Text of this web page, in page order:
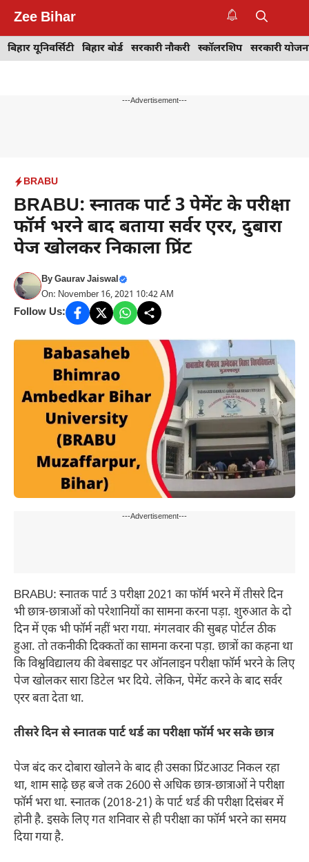
content
Zee Bihar
बिहार यूनिवर्सिटी बिहार बोर्ड सरकारी नौकरी स्कॉलरशिप सरकारी
---Advertisement---
BRABU
BRABU: स्नातक पार्ट 3 पेमेंट के परीक्षा
फॉर्म भरने बाद बताया सर्वर एरर, दुबारा
पेज खोलकर निकाला प्रिंट
ByGaurav Jaiswal
On: November 16, 2021 10:42 AM
Follow Us:
---Advertisement---
BRABU: स्नातक पार्ट 3 परीक्षा 2021 का फॉर्म भरने में तीसरे दिन
भी छात्र-छात्राओं को परेशानियों का सामना करना पड़ा. शुरुआत के दो
दिन में एक भी फॉर्म नहीं भरा गया. मंगलवार की सुबह पोर्टल ठीक
हुआ. तो तकनीकी दिक्कतों का सामना करना पड़ा. छात्रों का कहना था
कि विश्वविद्यालय की वेबसाइट पर ऑनलाइन परीक्षा फॉर्म भरने के लिए
पेज खोलकर सारा डिटेल भर दिये. लेकिन, पेमेंट करने के बाद सर्वर
एरर बता देता था.
तीसरे दिन से स्नातक पार्ट थर्ड का परीक्षा फॉर्म भर सके छात्र
पेज बंद कर दोबारा खोलने के बाद ही उसका प्रिंटआउट निकल रहा
था, शाम साढ़े छह बजे तक 2600 से अधिक छात्र-छात्राओं ने परीक्षा
फॉर्म भरा था. स्नातक (2018-21) के पार्ट थर्ड की परीक्षा दिसंबर में
होनी है. इसके लिए गत शनिवार से ही परीक्षा का फॉर्म भरने का समय
दिया गया है.